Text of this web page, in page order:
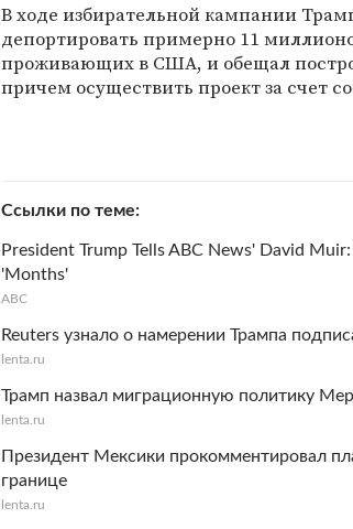
В ходе избирательной кампании
депортировать примерно 11
проживающих в США, и обещал
причем осуществить проект за счет
Ссылки по теме
President Trump Tells ABC News' David
'Months'
ABC
Reuters узнало о намерении Трампа
lenta.ru
Трамп назвал миграционную политику
lenta.ru
Президент Мексики прокомментировал
границе
lenta.ru